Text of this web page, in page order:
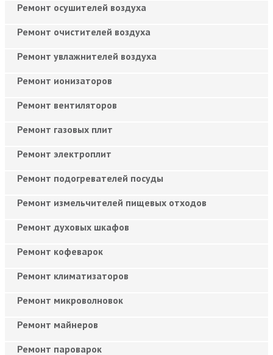
Ремонт осушителей воздуха
Ремонт очистителей воздуха
Ремонт увлажнителей воздуха
Ремонт ионизаторов
Ремонт вентиляторов
Ремонт газовых плит
Ремонт электроплит
Ремонт подогревателей посуды
Ремонт измельчителей пищевых отходов
Ремонт духовых шкафов
Ремонт кофеварок
Ремонт климатизаторов
Ремонт микроволновок
Ремонт майнеров
Ремонт пароварок